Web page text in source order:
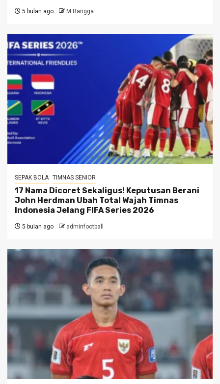
5 bulan ago M.Rangga
SEPAK BOLA TIMNAS SENIOR
17 Nama Dicoret Sekaligus! Keputusan Berani
John Herdman Ubah Total Wajah Timnas
Indonesia Jelang FIFA Series 2026
5 bulan ago adminfootball